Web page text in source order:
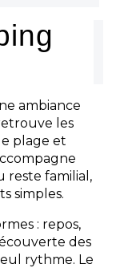
ambiance
les
plage et
reste familial,
simples.
: repos,
des
rythme. Le